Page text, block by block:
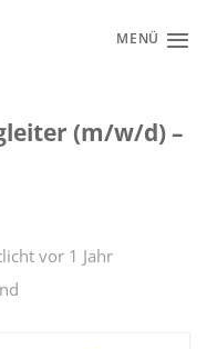
MENÜ
(m/w/d) –
vor 1 Jahr